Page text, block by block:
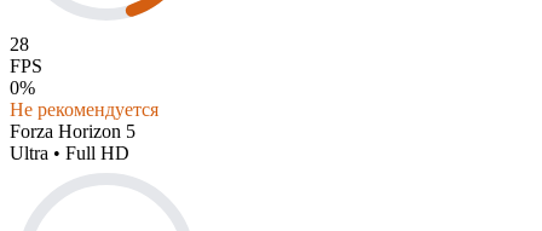
28
FPS
0%
Не рекомендуется
Forza Horizon 5
Ultra • Full HD